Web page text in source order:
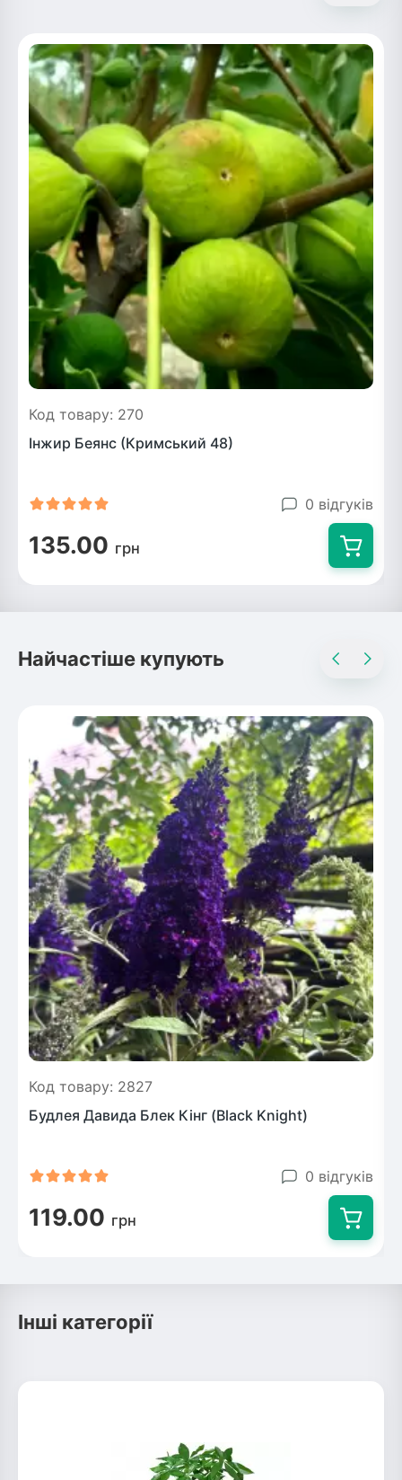
Код товару: 270
Інжир Беянс (Кримський 48)
0 відгуків
135.00 грн
Найчастіше купують
Код товару: 2827
Будлея Давида Блек Кінг (Black Knight)
0 відгуків
119.00 грн
Інші категорії